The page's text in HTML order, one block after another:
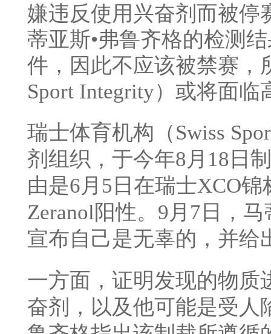
嫌违反使用兴奋剂而被停
蒂亚斯•弗鲁齐格的检测
件，因此不应该被禁赛，
Sport Integrity）或将面
瑞士体育机构（Swiss
剂组织，于今年8月18日
由是6月5日在瑞士XCO
Zeranol阳性。9月7日， 马
宣布自己是无辜的，并给
一方面，证明发现的物质
奋剂，以及他可能是受人